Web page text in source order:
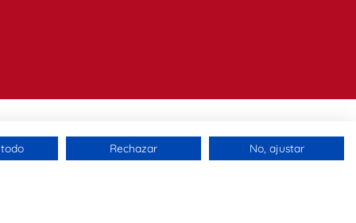
Rechazar No, ajustar